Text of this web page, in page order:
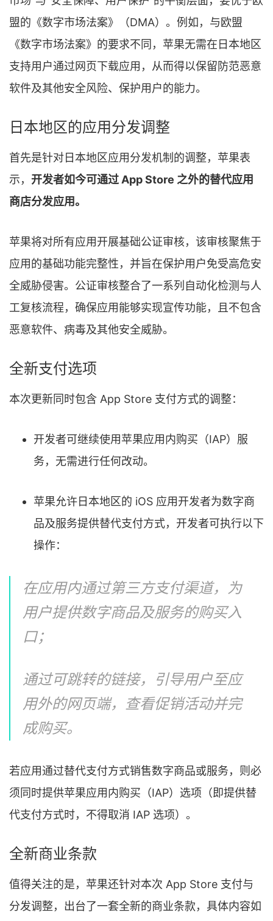
盟的《数字市场法案》（DMA）。例如，与欧盟
《数字市场法案》的要求不同，苹果无需在日本地区
支持用户通过网页下载应用，从而得以保留防范恶意
软件及其他安全风险、保护用户的能力。
日本地区的应用分发调整
首先是针对日本地区应用分发机制的调整，苹果表
示， 开发者如今可通过 App Store 之外的替代应用
商店分发应用。
苹果将对所有应用开展基础公证审核，该审核聚焦于
应用的基础功能完整性，并旨在保护用户免受高危安
全威胁侵害。公证审核整合了一系列自动化检测与人
工复核流程，确保应用能够实现宣传功能，且不包含
恶意软件、病毒及其他安全威胁。
全新支付选项
本次更新同时包含 App Store 支付方式的调整：
开发者可继续使用苹果应用内购买（IAP）服
务，无需进行任何改动。
苹果允许日本地区的 iOS 应用开发者为数字商
品及服务提供替代支付方式，开发者可执行以下
操作：
在应用内通过第三方支付渠道，为
用户提供数字商品及服务的购买入
口；
通过可跳转的链接，引导用户至应
用外的网页端，查看促销活动并完
成购买。
若应用通过替代支付方式销售数字商品或服务，则必
须同时提供苹果应用内购买（IAP）选项（即提供替
代支付方式时，不得取消 IAP 选项）。
全新商业条款
值得关注的是，苹果还针对本次 App Store 支付与
分发调整，出台了一套全新的商业条款，具体内容如